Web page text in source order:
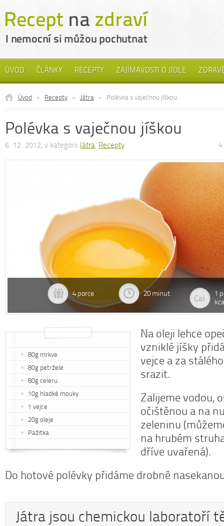
ÚVOD ČLÁNKY RECEPTY ZAJÍMAVOSTI O JÍDLE
Úvod » Recepty » Játra » Polévka s vaječnou jíškou
Polévka s vaječnou jíškou
6. 12. 2012, v kategorii Játra, Recepty 4
4 porce 20 minut
1
80g mrkve
80g petržele
80g celeru
10g hladké mouky
1 vejce
20g oleje
Pažitka
Na oleji lehce
vzniklé jíšky
vejce a za
srazit.
Zalijeme vodou,
očištěnou a na
zeleninu
na hrubém
dříve uvařená).
Do hotové polévky přidáme drobně
Játra jsou chemickou laboratoří